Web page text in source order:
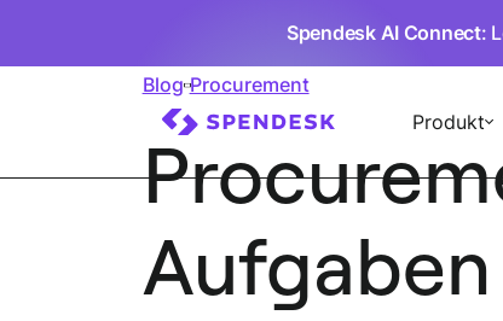
Spendesk AI Connect:
Produkt
Blog Procurement